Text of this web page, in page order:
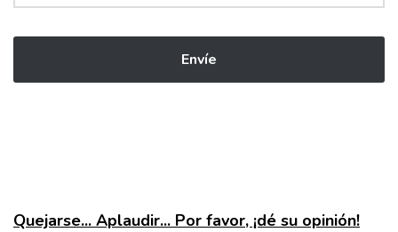
Quejarse... Aplaudir... Por favor, ¡dé su opinión!